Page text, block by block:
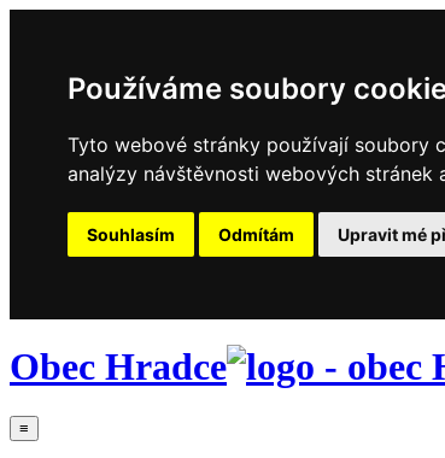
Používáme soubory
Tyto webové stránky používají soubory
analýzy návštěvnosti webových stránek
Souhlasím Odmítám Upravit mé
Obec Hradce
≡